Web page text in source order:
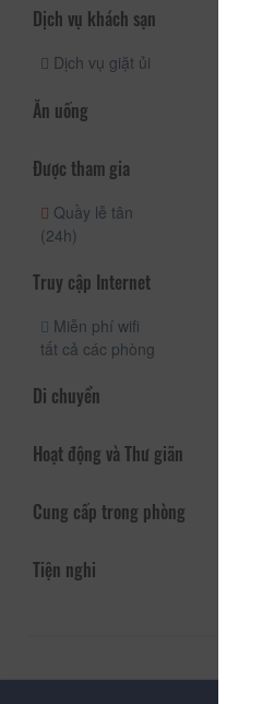
Dịch vụ khách sạn
Dịch vụ giặt ủi
Ăn uống
Được tham gia
Quầy lễ tân
(24h)
Truy cập Internet
Miễn phí wifi
tất cả các phòng
Di chuyển
Hoạt động và Thư giãn
Cung cấp trong phòng
Tiện nghi